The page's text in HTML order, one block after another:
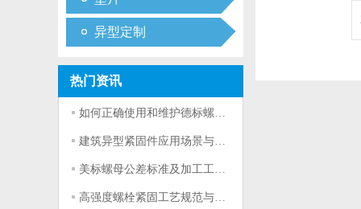
异型定制
热门资讯
如何正确使用和维护德标螺栓？
建筑异型紧固件应用场景与选型要点
美标螺母公差标准及加工工艺详解
高强度螺栓紧固工艺规范与实操技巧